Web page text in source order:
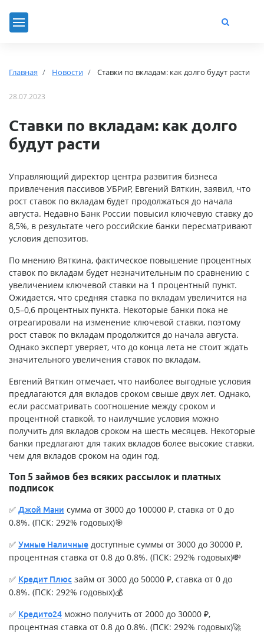
Главная Новости Ставки по вкладам: как долго будут расти
28.07.2023
Ставки по вкладам: как долго
будут расти
Управляющий директор центра развития бизнеса
привлечения пассивов УБРиР, Евгений Вяткин, заявил, что
рост ставок по вкладам будет продолжаться до начала
августа. Недавно Банк России повысил ключевую ставку до
8,5%, в результате чего российские банки пересматривают
условия депозитов.
По мнению Вяткина, фактическое повышение процентных
ставок по вкладам будет незначительным по сравнению с
увеличением ключевой ставки на 1 процентный пункт.
Ожидается, что средняя ставка по вкладам увеличится на
0,5–0,6 процентных пункта. Некоторые банки пока не
отреагировали на изменение ключевой ставки, поэтому
рост ставок по вкладам продолжится до начала августа.
Однако эксперт уверяет, что до конца лета не стоит ждать
значительного увеличения ставок по вкладам.
Евгений Вяткин отмечает, что наиболее выгодные условия
предлагаются для вкладов сроком свыше двух лет. Однако,
если рассматривать соотношение между сроком и
процентной ставкой, то наилучшие условия можно
получить для вкладов сроком на шесть месяцев. Некоторые
банки предлагают для таких вкладов более высокие ставки,
чем для вкладов сроком на один год.
Топ 5 займов без всяких рассылок и платных
подписок
✅ Джой Мани сумма от 3000 до 100000 ₽, ставка от 0 до
0.8%. (ПСК: 292% годовых)🎯
✅ Умные Наличные доступные суммы от 3000 до 30000 ₽,
процентная ставка от 0.8 до 0.8%. (ПСК: 292% годовых)💸
✅ Кредит Плюс займ от 3000 до 50000 ₽, ставка от 0 до
0.8%. (ПСК: 292% годовых)💰
✅ Кредито24 можно получить от 2000 до 30000 ₽,
процентная ставка от 0.8 до 0.8%. (ПСК: 292% годовых)🚀